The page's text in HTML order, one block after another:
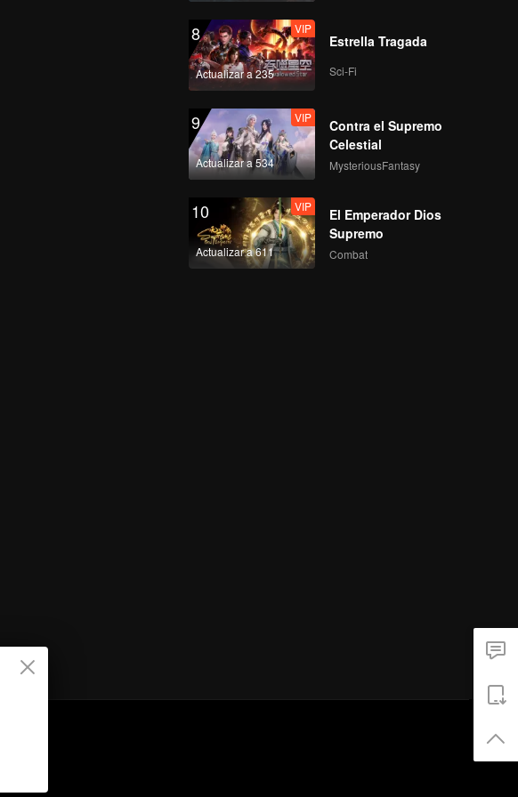
8
Actualizar a 235
VIP
Estrella Tragada
Sci-Fi
9
Actualizar a 534
VIP
Contra el Supremo
Celestial
MysteriousFantasy
10
Actualizar a 611
VIP
El Emperador Dios
Supremo
Combat